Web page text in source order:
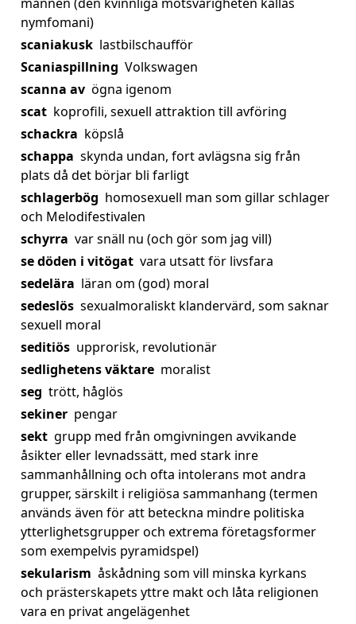
nymfomani)
scaniakusk lastbilschaufför
Scaniaspillning Volkswagen
scanna av ögna igenom
scat koprofili, sexuell attraktion till avföring
schackra köpslå
schappa skynda undan, fort avlägsna sig från
plats då det börjar bli farligt
schlagerbög homosexuell man som gillar schlager
och Melodifestivalen
schyrra var snäll nu (och gör som jag vill)
se döden i vitögat vara utsatt för livsfara
sedelära läran om (god) moral
sedeslös sexualmoraliskt klandervärd, som saknar
sexuell moral
seditiös upprorisk, revolutionär
sedlighetens väktare moralist
seg trött, håglös
sekiner pengar
sekt grupp med från omgivningen avvikande
åsikter eller levnadssätt, med stark inre
sammanhållning och ofta intolerans mot andra
grupper, särskilt i religiösa sammanhang (termen
används även för att beteckna mindre politiska
ytterlighetsgrupper och extrema företagsformer
som exempelvis pyramidspel)
sekularism åskådning som vill minska kyrkans
och prästerskapets yttre makt och låta religionen
vara en privat angelägenhet